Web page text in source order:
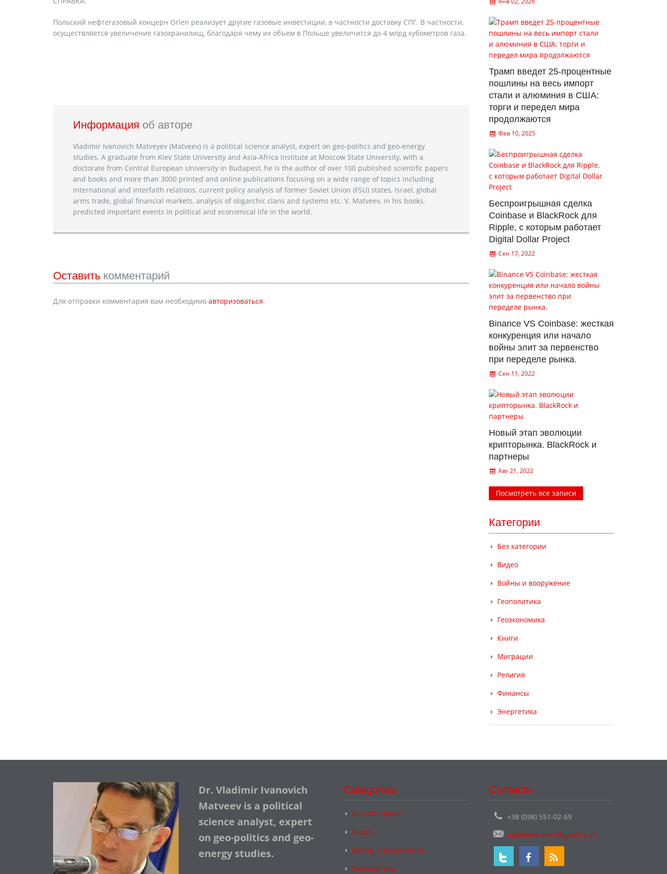
Польский нефтегазовый концерн Orlen реализует другие газовые инвестиции, в частности доставку СПГ. В частности,
осуществляется увеличение газохранилищ, благодаря чему их объем в Польше увеличится до 4 млрд кубометров газа.
Информация об авторе
Vladimir Ivanovich Matveyev (Matveev) is a political science analyst, expert on geo-politics and geo-energy
studies. A graduate from Kiev State University and Asia-Africa Institute at Moscow State University, with a
doctorate from Central European University in Budapest, he is the author of over 100 published scientific papers
and books and more than 3000 printed and online publications focusing on a wide range of topics including
international and interfaith relations, current policy analysis of former Soviet Union (FSU) states, Israel, global
arms trade, global financial markets, analysis of oligarchic clans and systems etc. V. Matveev, in his books,
predicted important events in political and economical life in the world.
Оставить комментарий
Для отправки комментария вам необходимо авторизоваться.
Трамп введет 25-процентные
пошлины на весь импорт
стали и алюминия в США:
торги и передел мира
продолжаются
Фев 10, 2025
Беспроигрышная сделка
Coinbase и BlackRock для
Ripple, с которым работает
Digital Dollar Project
Сен 17, 2022
Binance VS Coinbase: жесткая
конкуренция или начало
войны элит за первенство
при переделе рынка.
Сен 11, 2022
Новый этап эволюции
крипторынка. BlackRock и
партнеры
Авг 21, 2022
Посмотреть все записи
Категории
Без категории
Видео
Войны и вооружение
Геополитика
Геоэкономика
Книги
Миграции
Религия
Финансы
Энергетика
Dr. Vladimir Ivanovich
Matveev is a political
science analyst, expert
on geo-politics and geo-
energy studies.
Categories:
Без категории
Видео
Войны и вооружение
Геополитика
Contacts
+38 (098) 551-02-69
matveevexpert@gmail.com